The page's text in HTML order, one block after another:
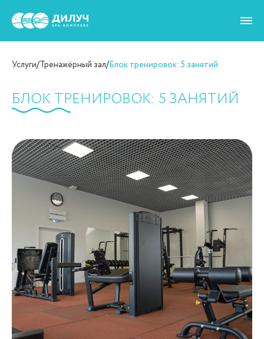
Услуги/Тренажёрный зал/Блок тренировок: 5 занятий
БЛОК ТРЕНИРОВОК: 5 ЗАНЯТИЙ